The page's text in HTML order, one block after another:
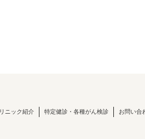
ニック紹介 特定健診・各種がん検診 お問い合